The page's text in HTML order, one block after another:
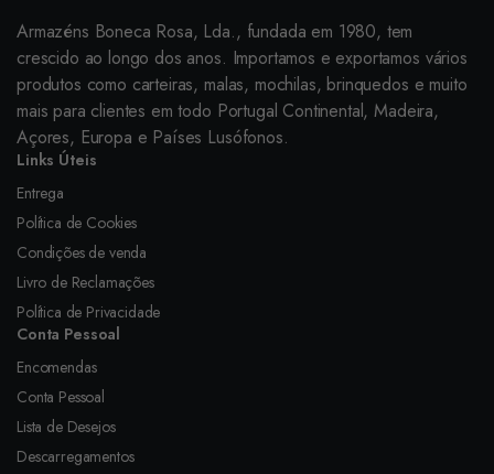
Armazéns Boneca Rosa, Lda., fundada em 1980, tem
crescido ao longo dos anos. Importamos e exportamos vários
produtos como carteiras, malas, mochilas, brinquedos e muito
mais para clientes em todo Portugal Continental, Madeira,
Açores, Europa e Países Lusófonos.
Links Úteis
Entrega
Política de Cookies
Condições de venda
Livro de Reclamações
Política de Privacidade
Conta Pessoal
Encomendas
Conta Pessoal
Lista de Desejos
Descarregamentos